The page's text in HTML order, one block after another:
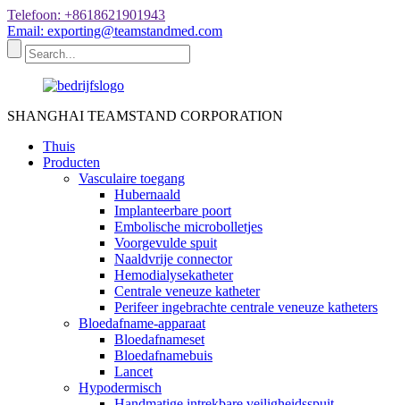
Telefoon: +8618621901943
Email: exporting@teamstandmed.com
SHANGHAI TEAMSTAND CORPORATION
Thuis
Producten
Vasculaire toegang
Hubernaald
Implanteerbare poort
Embolische microbolletjes
Voorgevulde spuit
Naaldvrije connector
Hemodialysekatheter
Centrale veneuze katheter
Perifeer ingebrachte centrale veneuze katheters
Bloedafname-apparaat
Bloedafnameset
Bloedafnamebuis
Lancet
Hypodermisch